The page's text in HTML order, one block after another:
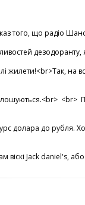
того, що радіо
дезодоранту,
жилети!<br>Так,
<br>
долара до рубля.
віскі Jack daniel's,